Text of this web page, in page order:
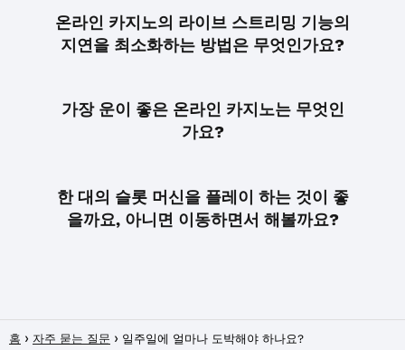
온라인 카지노의 라이브 스트리밍 기능의
지연을 최소화하는 방법은 무엇인가요?
가장 운이 좋은 온라인 카지노는 무엇인
가요?
한 대의 슬롯 머신을 플레이 하는 것이 좋
을까요, 아니면 이동하면서 해볼까요?
홈 자주 묻는 질문 일주일에 얼마나 도박해야 하나요?